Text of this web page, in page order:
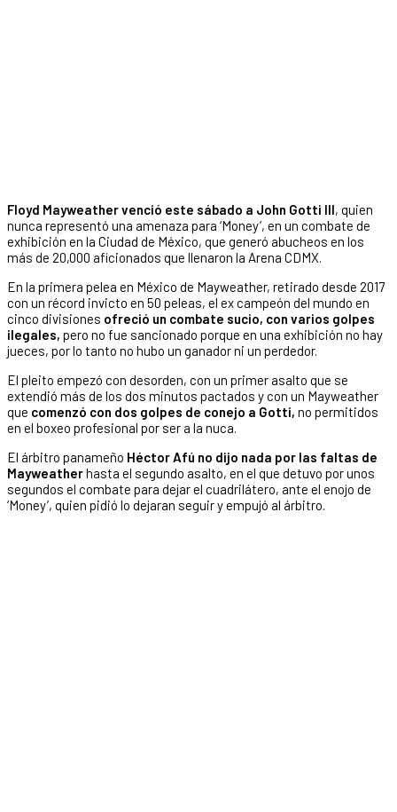
Floyd Mayweather venció este sábado a John Gotti III, quien
nunca representó una amenaza para ‘Money’, en un combate de
exhibición en la Ciudad de México, que generó abucheos en los
más de 20,000 aficionados que llenaron la Arena CDMX.
En la primera pelea en México de Mayweather, retirado desde 2017
con un récord invicto en 50 peleas, el ex campeón del mundo en
cinco divisiones ofreció un combate sucio, con varios golpes
ilegales, pero no fue sancionado porque en una exhibición no hay
jueces, por lo tanto no hubo un ganador ni un perdedor.
El pleito empezó con desorden, con un primer asalto que se
extendió más de los dos minutos pactados y con un Mayweather
que comenzó con dos golpes de conejo a Gotti, no permitidos
en el boxeo profesional por ser a la nuca.
El árbitro panameño Héctor Afú no dijo nada por las faltas de
Mayweatherhasta el segundo asalto, en el que detuvo por unos
segundos el combate para dejar el cuadrilátero, ante el enojo de
‘Money’, quien pidió lo dejaran seguir y empujó al árbitro.